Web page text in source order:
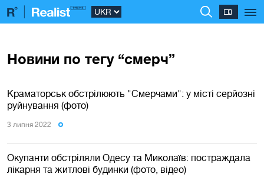
Новини по тегу “смерч”
Краматорськ обстрілюють "Смерчами": у місті серйозні
руйнування (фото)
3 липня 2022
Окупанти обстріляли Одесу та Миколаїв: постраждала
лікарня та житлові будинки (фото, відео)